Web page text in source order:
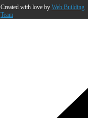
Created with love by Web Building
Team